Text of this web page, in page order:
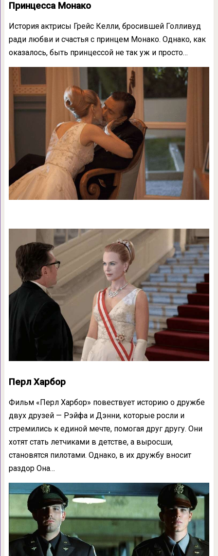
Принцесса Монако
История актрисы Грейс Келли, бросившей Голливуд
ради любви и счастья с принцем Монако. Однако, как
оказалось, быть принцессой не так уж и просто…
Перл Харбор
Фильм «Перл Харбор» повествует историю о дружбе
двух друзей — Рэйфа и Дэнни, которые росли и
стремились к единой мечте, помогая друг другу. Они
хотят стать летчиками в детстве, а выросши,
становятся пилотами. Однако, в их дружбу вносит
раздор Она…